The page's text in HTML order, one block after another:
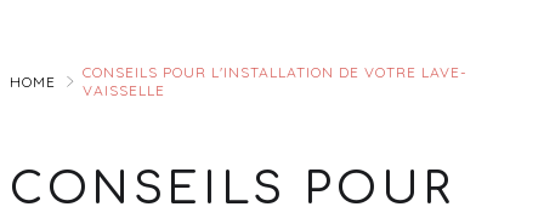
Main
HOME
CONSEILS POUR L'INSTALLATION DE VOTRE LAVE-
VAISSELLE
CONSEILS POUR